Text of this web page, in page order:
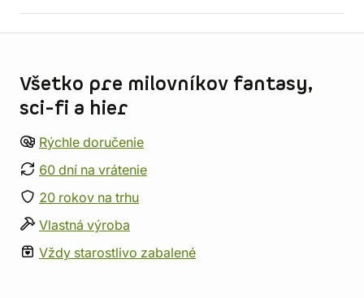
Všetko pre milovníkov fantasy,
sci-fi a hier
Rýchle doručenie
60 dní na vrátenie
20 rokov na trhu
Vlastná výroba
Vždy starostlivo zabalené